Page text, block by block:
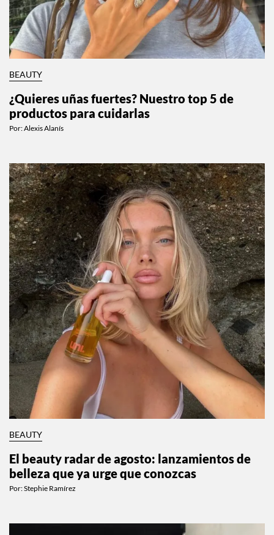
BEAUTY
¿Quieres uñas fuertes? Nuestro top 5 de
productos para cuidarlas
Por:Alexis Alanís
BEAUTY
El beauty radar de agosto: lanzamientos de
belleza que ya urge que conozcas
Por:Stephie Ramírez